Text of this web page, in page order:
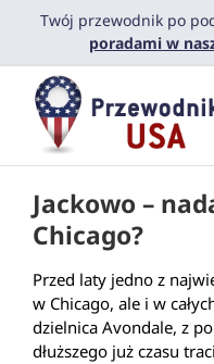
PrzejdźTwój przewodnik po
poradami w
Jackowo –
Chicago?
Przed laty jedno z
w Chicago, ale i w
dzielnica Avondale, z
dłuższego już czasu